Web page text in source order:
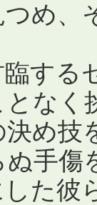
め、
する
なく
め技
手傷
た彼